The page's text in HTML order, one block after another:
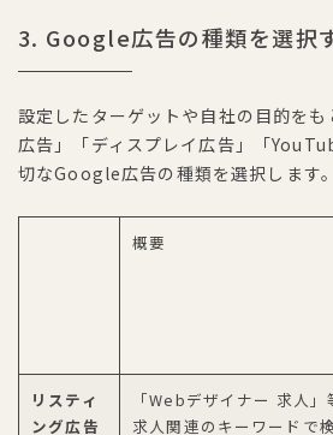
3. Google広告の種類を選択
設定したターゲットや自社の目的を
広告」「ディスプレイ広告」「
切なGoogle広告の種類を選択します。
概要
リスティ
ング広告
「Webデザイナー 求人」
求人関連のキーワードで